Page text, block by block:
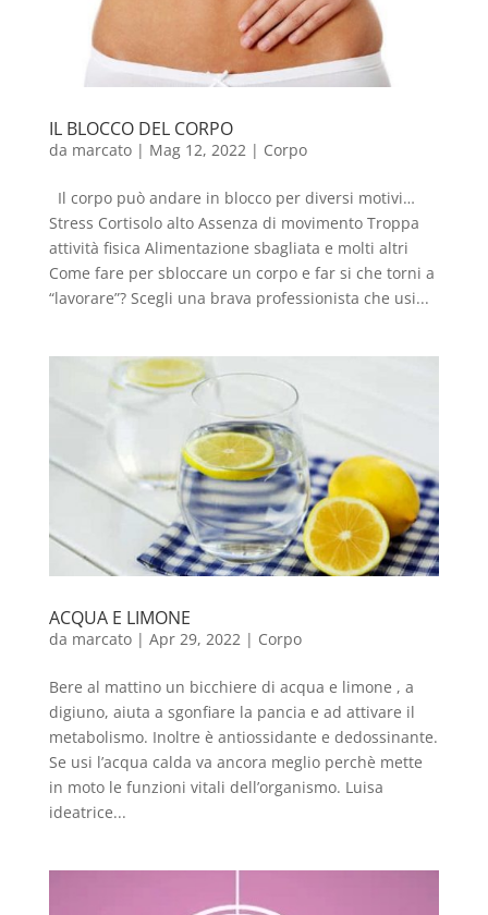
IL BLOCCO DEL CORPO
da marcato| Mag 12, 2022| Corpo
Il corpo può andare in blocco per diversi motivi…
Stress Cortisolo alto Assenza di movimento Troppa
attività fisica Alimentazione sbagliata e molti altri
Come fare per sbloccare un corpo e far si che torni a
“lavorare”? Scegli una brava professionista che usi...
ACQUA E LIMONE
da marcato| Apr 29, 2022| Corpo
Bere al mattino un bicchiere di acqua e limone , a
digiuno, aiuta a sgonfiare la pancia e ad attivare il
metabolismo. Inoltre è antiossidante e dedossinante.
Se usi l’acqua calda va ancora meglio perchè mette
in moto le funzioni vitali dell’organismo. Luisa
ideatrice...